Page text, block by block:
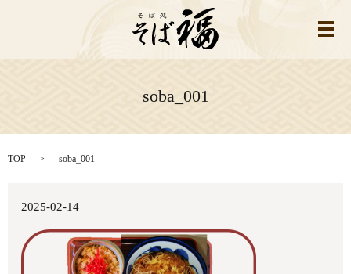
メ
soba_001
TOP soba_001
2025-02-14